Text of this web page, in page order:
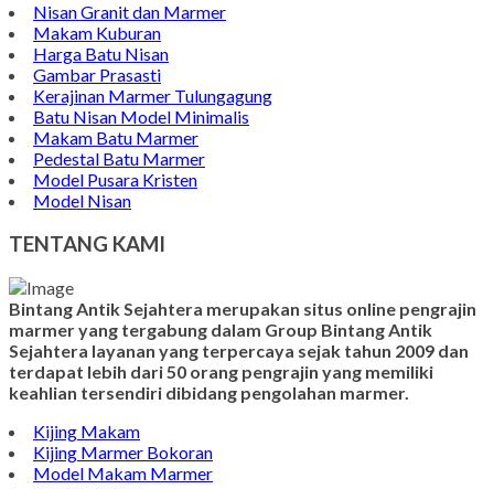
Makam Marmer
Contoh Prasasti Peresmian
Wastafel Marmer
Nisan Granit dan Marmer
Makam Kuburan
Harga Batu Nisan
Gambar Prasasti
Kerajinan Marmer Tulungagung
Batu Nisan Model Minimalis
Makam Batu Marmer
Model Pusara Kristen
TENTANG KAMI
Bintang Antik Sejahtera merupakan situs online pengrajin
marmer yang tergabung dalam Group Bintang Antik
terdapat lebih dari 50 orang pengrajin yang memiliki
keahlian tersendiri dibidang pengolahan marmer.